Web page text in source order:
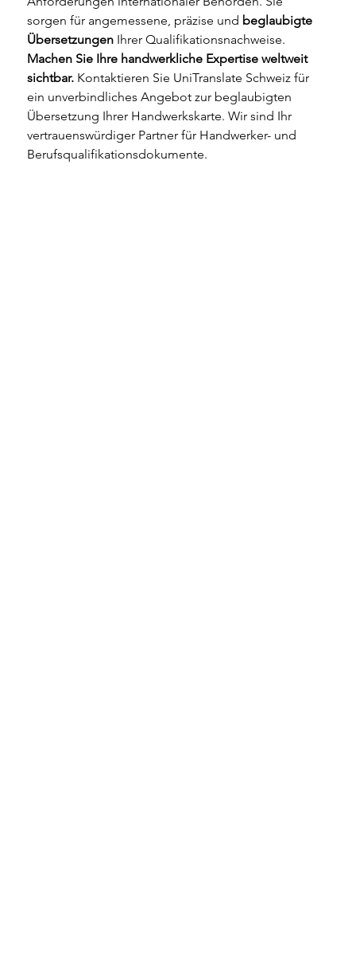
sorgen für angemessene, präzise und beglaubigte
Übersetzungen Ihrer Qualifikationsnachweise.
Machen Sie Ihre handwerkliche Expertise weltweit
sichtbar. Kontaktieren Sie UniTranslate Schweiz für
ein unverbindliches Angebot zur beglaubigten
Übersetzung Ihrer Handwerkskarte. Wir sind Ihr
vertrauenswürdiger Partner für Handwerker- und
Berufsqualifikationsdokumente.